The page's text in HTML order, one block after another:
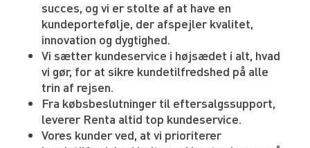
succes, og vi er stolte af at have en
kundeportefølje, der afspejler kvalitet,
innovation og dygtighed.
Vi sætter kundeservice i højsædet i alt, hvad
vi gør, for at sikre kundetilfredshed på alle
trin af rejsen.
Fra købsbeslutninger til eftersalgssupport,
leverer Renta altid top kundeservice.
Vores kunder ved, at vi prioriterer